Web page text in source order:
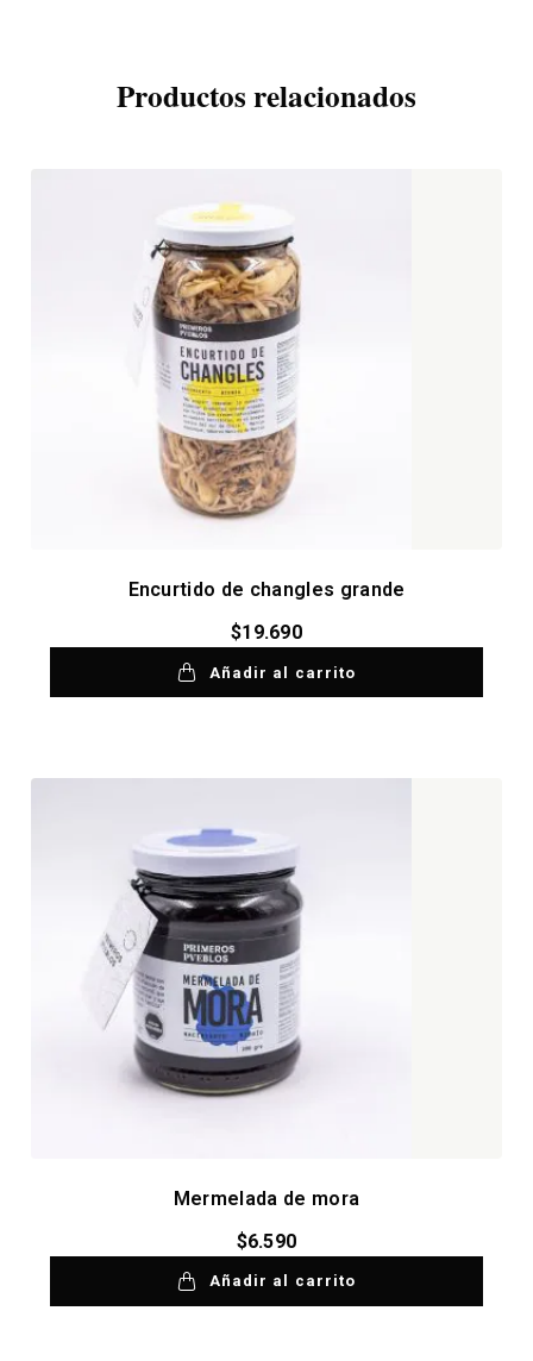
Productos relacionados
Encurtido de changles grande
$19.690
Añadir al carrito
Mermelada de mora
$6.590
Añadir al carrito